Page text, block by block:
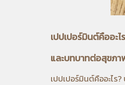
เปปเปอร์มินต์คืออะ
และบทบาทต่อสุขภา
เปปเปอร์มินต์คืออะไร